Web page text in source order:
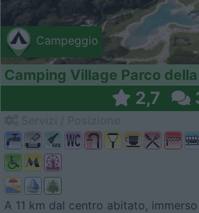
Campeggio
Camping Village Parco
2,7
A 11 km dal centro abitato,